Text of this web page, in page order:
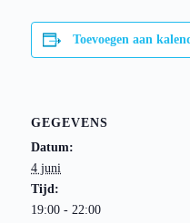
Toevoegen aan
GEGEVENS
Datum:
4 juni
Tijd:
19:00 - 22:00